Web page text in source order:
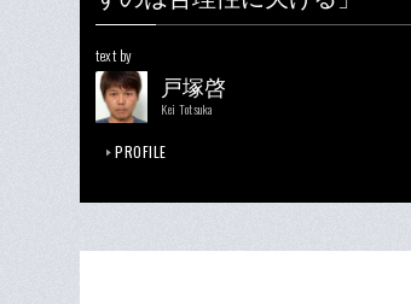
text by
戸塚啓
Kei Totsuka
PROFILE